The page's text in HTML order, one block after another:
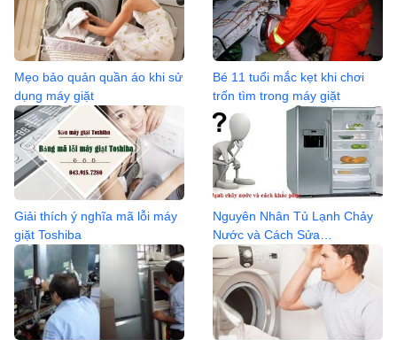
Mẹo bảo quản quần áo khi sử
dụng máy giặt
Bé 11 tuổi mắc kẹt khi chơi
trốn tìm trong máy giặt
Giải thích ý nghĩa mã lỗi máy
giặt Toshiba
Nguyên Nhân Tủ Lạnh Chảy
Nước và Cách Sửa
0936.04.2368